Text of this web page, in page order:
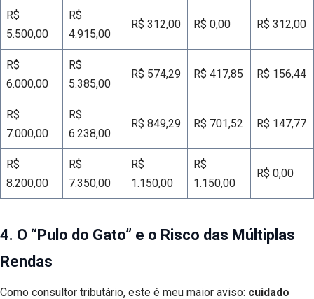
R$
5.500,00
R$
4.915,00
R$ 312,00 R$ 0,00 R$ 312,00
R$
6.000,00
R$
5.385,00
R$ 574,29 R$ 417,85 R$ 156,44
R$
7.000,00
R$
6.238,00
R$ 849,29 R$ 701,52 R$ 147,77
R$
8.200,00
R$
7.350,00
R$
1.150,00
R$
1.150,00
R$ 0,00
4. O “Pulo do Gato” e o Risco das Múltiplas
Rendas
Como consultor tributário, este é meu maior aviso: cuidado